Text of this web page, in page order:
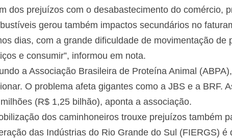
dos prejuízos com o desabastecimento do comércio,
gerou também impactos secundários no
dias, com a grande dificuldade de movimentação
e consumir”, informou em nota.
a Associação Brasileira de Proteína Animal
O problema afeta gigantes como a JBS e a BRF.
(R$ 1,25 bilhão), aponta a associação.
dos caminhoneiros trouxe prejuízos também
das Indústrias do Rio Grande do Sul (FIERGS)